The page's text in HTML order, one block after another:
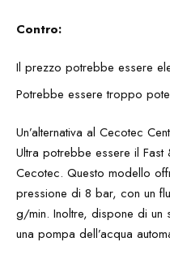
Contro:
Il prezzo potrebbe essere
Potrebbe essere troppo
Un’alternativa al Cecotec
Ultra potrebbe essere il
Cecotec. Questo modello
pressione di 8 bar, con un
g/min. Inoltre, dispone di un
una pompa dell’acqua